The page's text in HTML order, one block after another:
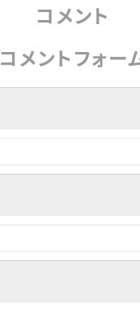
コメント
コメントフォー